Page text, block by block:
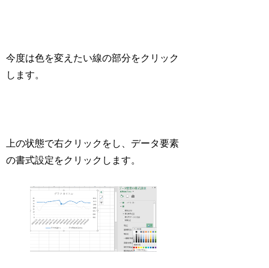
今度は色を変えたい線の部分をクリック
します。
上の状態で右クリックをし、データ要素
の書式設定をクリックします。